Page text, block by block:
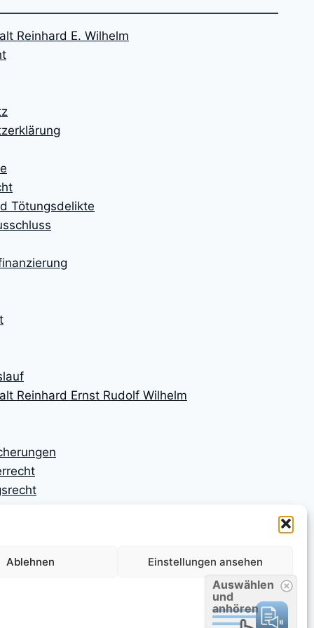
Ablehnen Einstellungen ansehen
Reinhard E. Wilhelm
Tötungsdelikte
Reinhard Ernst Rudolf Wilhelm
Auswählen
und
anhören